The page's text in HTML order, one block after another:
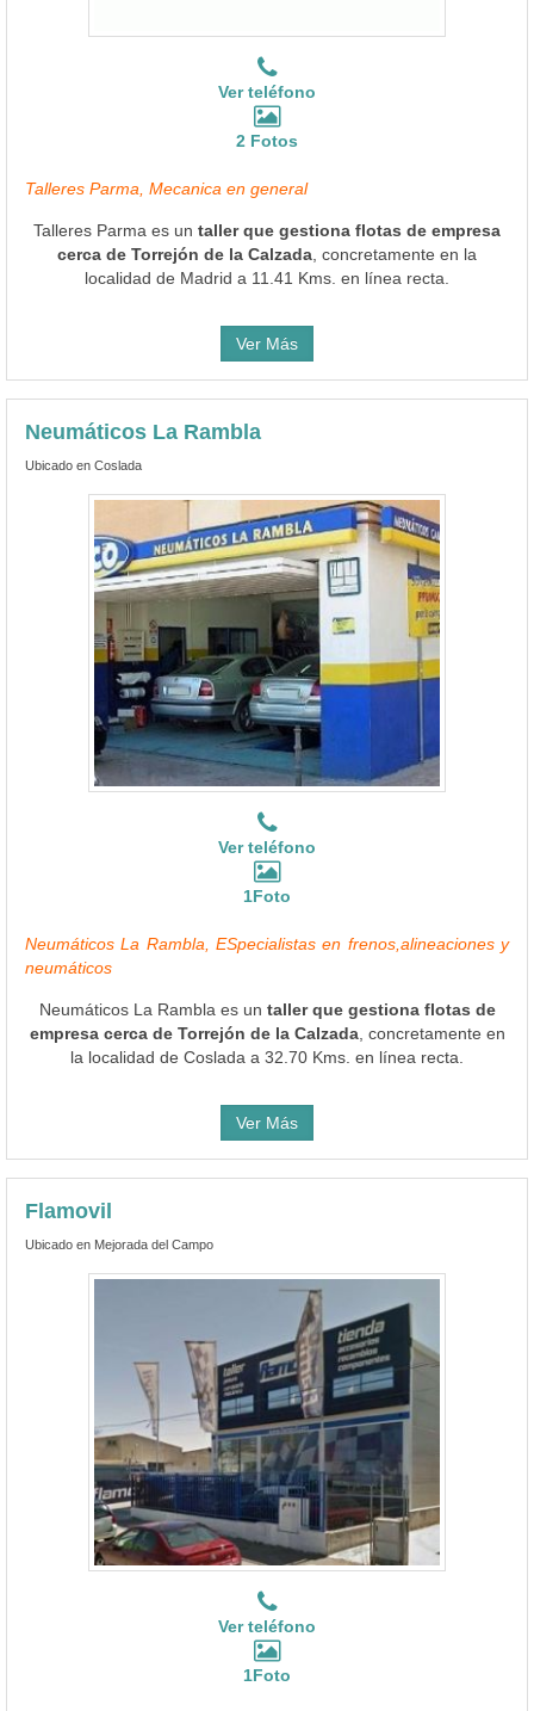
Ver teléfono
2 Fotos
Talleres Parma, Mecanica en general
Talleres Parma es un taller que gestiona flotas de empresa
cerca de Torrejón de la Calzada , concretamente en la
localidad de Madrid a 11.41 Kms. en línea recta.
Ver Más
Neumáticos La Rambla
Ubicado en Coslada
Ver teléfono
1Foto
Neumáticos La Rambla, ESpecialistas en frenos,alineaciones y
neumáticos
Neumáticos La Rambla es un taller que gestiona flotas de
empresa cerca de Torrejón de la Calzada, concretamente en
la localidad de Coslada a 32.70 Kms. en línea recta.
Ver Más
Flamovil
Ubicado en Mejorada del Campo
Ver teléfono
1Foto